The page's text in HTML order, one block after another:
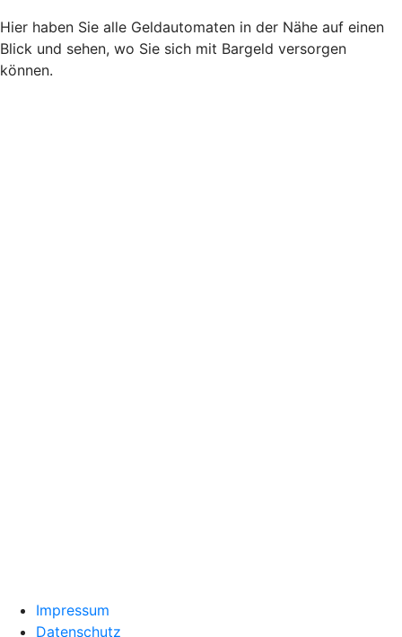
Hier haben Sie alle Geldautomaten in der Nähe auf einen
Blick und sehen, wo Sie sich mit Bargeld versorgen
können.
Impressum
Datenschutz